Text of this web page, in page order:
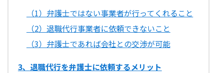
（1）弁護士ではない事業者が行ってくれること
（2）退職代行事業者に依頼できないこと
（3）弁護士であれば会社との交渉が可能
3、退職代行を弁護士に依頼するメリット